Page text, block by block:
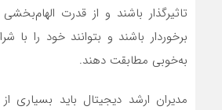
تاثیرگذار باشند و از قدرت الهام‌‌‌بخشی
برخوردار باشند و بتوانند خود را با
به‌‌‌خوبی مطابقت دهند.
مدیران ارشد دیجیتال باید بسیاری